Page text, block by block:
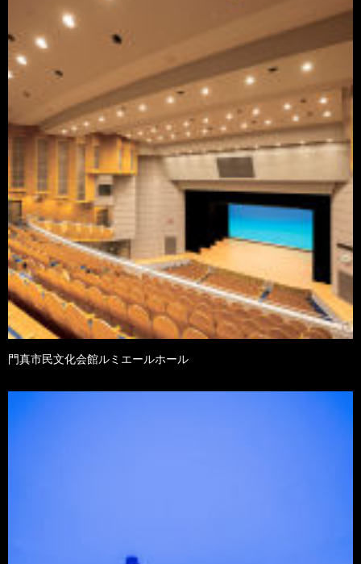
門真市民文化会館ルミエールホール